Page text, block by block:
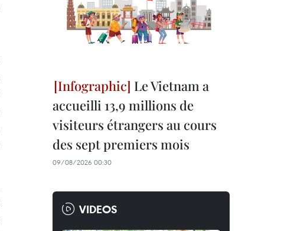
Le Vietnam a
accueilli 13,9 millions de
visiteurs étrangers au cours
des sept premiers mois
09/08/2026 00:30
VIDEOS